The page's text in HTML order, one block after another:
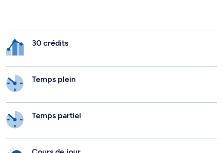
30 crédits
Temps plein
Temps partiel